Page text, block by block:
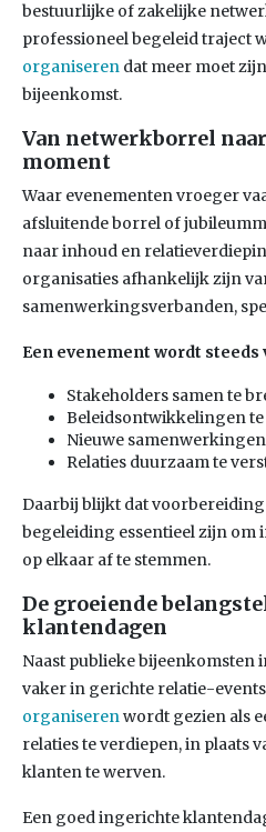
bestuurlijke of zakelijke
professioneel begeleid traject
organiseren dat meer moet
bijeenkomst.
Van netwerkborrel
moment
Waar evenementen vroeger
afsluitende borrel of
naar inhoud en
organisaties afhankelijk zijn
samenwerkingsverbanden,
Een evenement wordt steeds
Stakeholders samen te
Beleidsontwikkelingen
Nieuwe
Relaties duurzaam te
Daarbij blijkt dat
begeleiding essentieel zijn om
op elkaar af te stemmen.
De groeiende
klantendagen
Naast publieke bijeenkomsten
vaker in gerichte relatie-
organiserenwordt gezien als
relaties te verdiepen, in plaats
klanten te werven.
Een goed ingerichte